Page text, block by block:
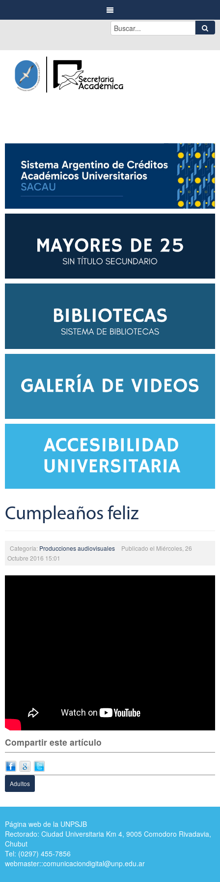
Cumpleaños feliz
Categoría: Producciones audiovisuales
Publicado el Miércoles, 26
Octubre 2016 15:01
Compartir este artículo
Adultos
Página web de la UNPSJB
Rectorado: Ciudad Universitaria Km 4, 9005 Comodoro Rivadavia,
Chubut
Tel: (0297) 455-7856
webmaster::comunicaciondigital@unp.edu.ar